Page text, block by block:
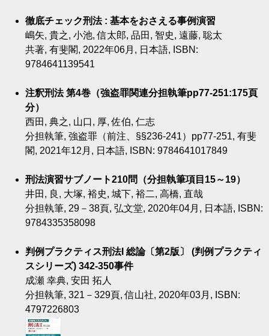
徹底チェック刑法 : 基本をおさえる事例演習
嶋矢, 貴之, 小池, 信太郎, 品田, 智史, 遠藤, 聡太
共著, 有斐閣, 2022年06月, 日本語, ISBN:
9784641139541
注釈刑法 第4巻（強盗罪関連分担執筆pp77‐251:175頁
分）
西田, 典之, 山口, 厚, 佐伯, 仁志
分担執筆, 強盗罪（前注、§§236‐241）pp77‐251, 有斐
閣, 2021年12月, 日本語, ISBN: 9784641017849
刑法演習サブノート210問（分担執筆項目15～19）
井田, 良, 大塚, 裕史, 城下, 裕二, 高橋, 直哉
分担執筆, 29－38頁, 弘文堂, 2020年04月, 日本語, ISBN:
9784335358098
判例プラクティス刑法I 総論〔第2版〕 (判例プラクティ
スシリーズ) 342-350事件
成瀬 幸典, 安田 拓人
分担執筆, 321－329頁, 信山社, 2020年03月, ISBN:
4797226803